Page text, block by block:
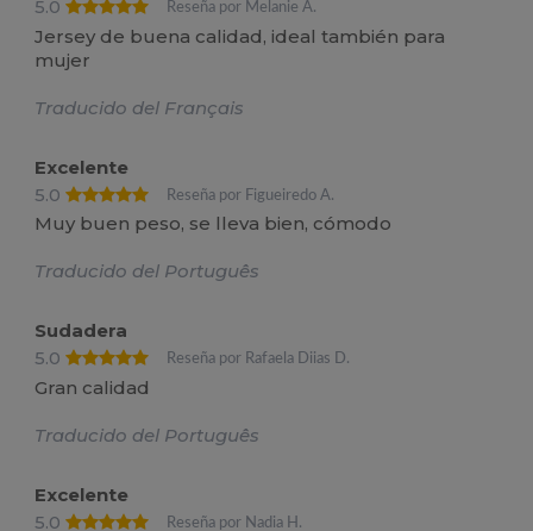
5.0 Reseña por Melanie A.
Jersey de buena calidad, ideal también para
mujer
Traducido del Français
Excelente
5.0
Reseña por Figueiredo A.
Muy buen peso, se lleva bien, cómodo
Traducido del Português
Sudadera
5.0
Reseña por Rafaela Diias D.
Gran calidad
Traducido del Português
Excelente
5.0
Reseña por Nadia H.